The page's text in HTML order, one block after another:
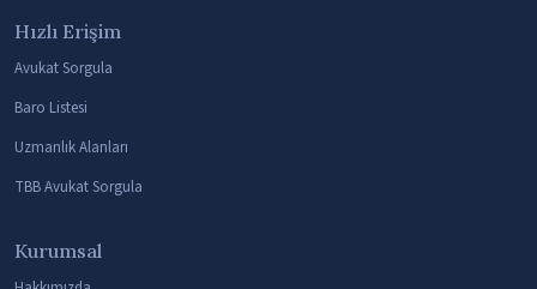
Hızlı Erişim
Avukat Sorgula
Baro Listesi
Uzmanlık Alanları
TBB Avukat Sorgula
Kurumsal